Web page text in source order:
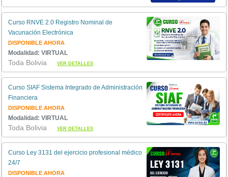
Curso RNVE 2.0 Registro Nominal de
Vacunación Electrónica
DISPONIBLE AHORA
Modalidad: VIRTUAL
Toda BoliviaVER DETALLES
Curso SIAF Sistema Integrado de Administración
Financiera
DISPONIBLE AHORA
Modalidad: VIRTUAL
Toda BoliviaVER DETALLES
Curso Ley 3131 del ejercicio profesional médico
24/7
DISPONIBLE AHORA